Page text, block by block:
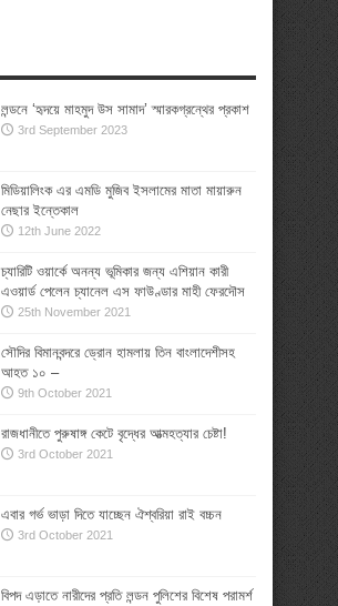
লন্ডনে ‘হৃদয়ে মাহমুদ উস সামাদ’ স্মারকগ্রন্থের প্রকাশ
3rd September 2023
মিডিয়ালিংক এর এমডি মুজিব ইসলামের মাতা মায়ারুন
নেছার ইন্তেকাল
12th June 2022
চ্যারিটি ওয়ার্কে অনন্য ভূমিকার জন্য এশিয়ান কারী
এওয়ার্ড পেলেন চ্যানেল এস ফাউণ্ডার মাহী ফেরদৌস
25th November 2021
সৌদির বিমানবন্দরে ড্রোন হামলায় তিন বাংলাদেশীসহ
আহত ১০ –
9th October 2021
রাজধানীতে পুরুষাঙ্গ কেটে বৃদ্ধের আত্মহত্যার চেষ্টা!
3rd October 2021
এবার গর্ভ ভাড়া দিতে যাচ্ছেন ঐশ্বরিয়া রাই বচ্চন
3rd October 2021
বিপদ এড়াতে নারীদের প্রতি লন্ডন পুলিশের বিশেষ পরামর্শ